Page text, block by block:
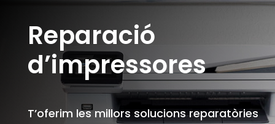
Reparació
d’impressores
T’oferim les millors solucions reparatòries